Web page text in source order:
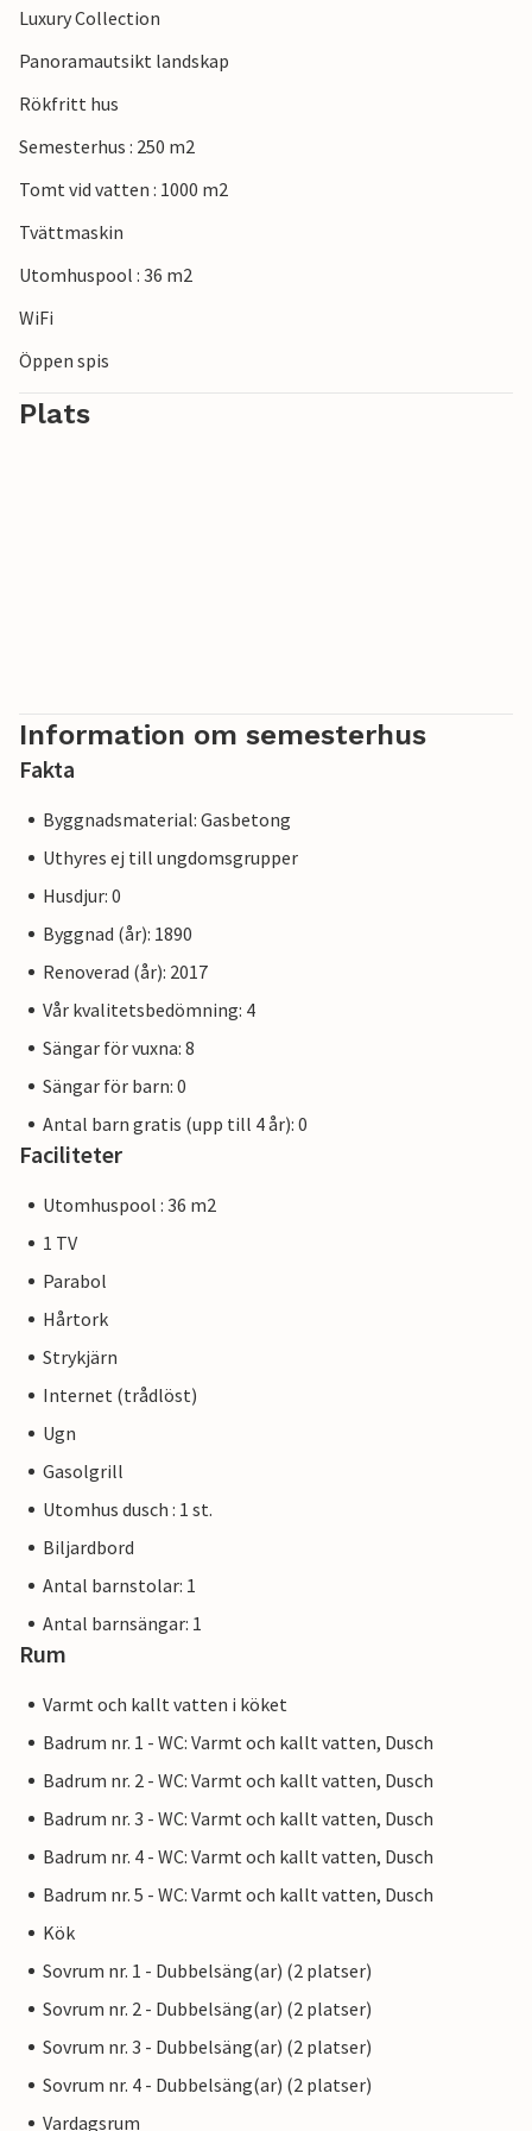
Besök den vackra Nacional Park Brijuni och Nature Park
Ucka, där du kan tillbringa en underbar tid med din familj
kuststäderna som Pula, Rovinj och Porec, som ligger på
Istrienhalvöns västkust.
Luxury Collection
Panoramautsikt landskap
Rökfritt hus
Semesterhus : 250 m2
Tomt vid vatten : 1000 m2
Tvättmaskin
Utomhuspool : 36 m2
WiFi
Öppen spis
Plats
Information om semesterhus
Fakta
Byggnadsmaterial: Gasbetong
Uthyres ej till ungdomsgrupper
Husdjur: 0
Byggnad (år): 1890
Renoverad (år): 2017
Vår kvalitetsbedömning: 4
Sängar för vuxna: 8
Sängar för barn: 0
Antal barn gratis (upp till 4 år): 0
Faciliteter
Utomhuspool : 36 m2
1 TV
Parabol
Hårtork
Strykjärn
Internet (trådlöst)
Ugn
Gasolgrill
Utomhus dusch : 1 st.
Biljardbord
Antal barnstolar: 1
Antal barnsängar: 1
Rum
Varmt och kallt vatten i köket
Badrum nr. 1 - WC: Varmt och kallt vatten, Dusch
Badrum nr. 2 - WC: Varmt och kallt vatten, Dusch
Badrum nr. 3 - WC: Varmt och kallt vatten, Dusch
Badrum nr. 4 - WC: Varmt och kallt vatten, Dusch
Badrum nr. 5 - WC: Varmt och kallt vatten, Dusch
Kök
Sovrum nr. 1 - Dubbelsäng(ar) (2 platser)
Sovrum nr. 2 - Dubbelsäng(ar) (2 platser)
Sovrum nr. 3 - Dubbelsäng(ar) (2 platser)
Sovrum nr. 4 - Dubbelsäng(ar) (2 platser)
Vardagsrum